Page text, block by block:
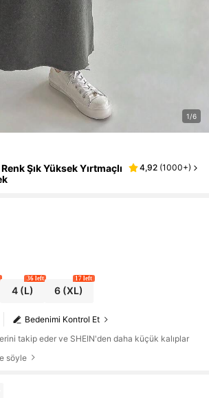
1/6
Şık Yüksek Yırtmaçlı
4,92 (1000+)
4(L)
36 left
6 (XL)
17 left
Bedenimi Kontrol Et
takip eder ve SHEIN'den daha küçük kalıplar
söyle